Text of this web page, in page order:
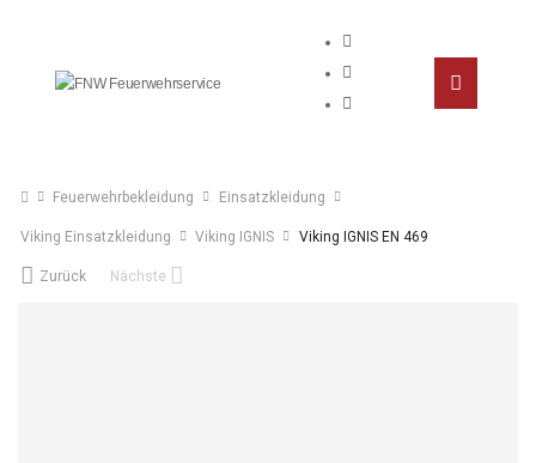
Feuerwehrbekleidung Einsatzkleidung
Viking Einsatzkleidung Viking IGNIS Viking IGNIS EN 469
Zurück Nächste